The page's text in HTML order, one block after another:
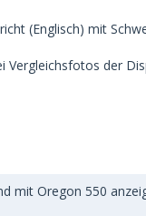
(Englisch) mit
der
mit Oregon 550